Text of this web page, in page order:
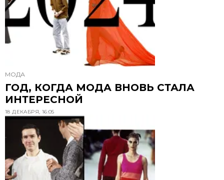
МОДА
ГОД, КОГДА МОДА ВНОВЬ СТАЛА
ИНТЕРЕСНОЙ
18 ДЕКАБРЯ, 16:05